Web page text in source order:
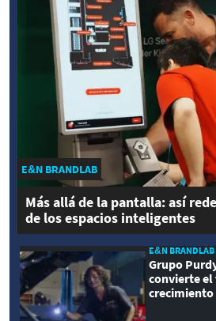
E&N BRANDLAB
Más allá de la pantalla: así
de los espacios inteligentes
E&N BRANDLAB
Grupo
convierte
crecimiento